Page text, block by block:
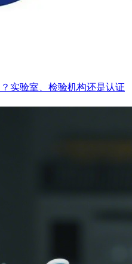
实验室、检验机构还是认证